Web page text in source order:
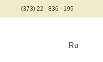
(373) 22 - 836 - 199
Ru